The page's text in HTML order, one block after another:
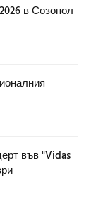
в Созопол
във "Vidas